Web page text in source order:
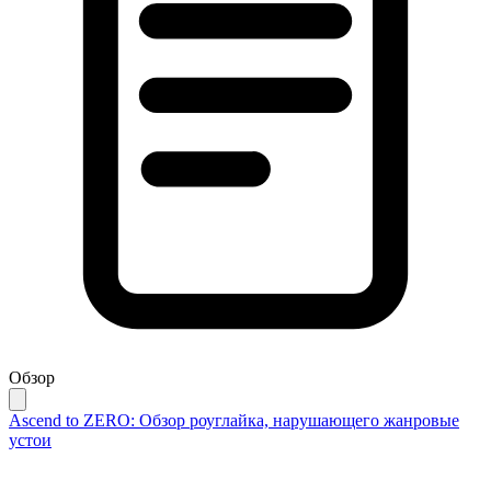
Обзор
Ascend to ZERO: Обзор роуглайка, нарушающего жанровые
устои